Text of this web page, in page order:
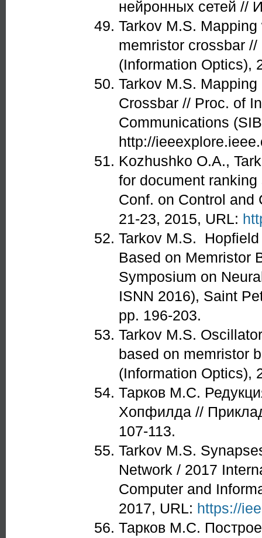
нейронных сетей //
Tarkov M.S.
memristor crossbar
(Information Optics),
Tarkov M.S.
Crossbar // Proc. of
Communications
http://
Kozhushko O.A.,
for document
Conf. on Control and
21-23, 2015, URL:
Tarkov M.S.
Based on Memristor
Symposium on
ISNN 2016), Saint
pp. 196-203.
Tarkov M.S.
based on memristor
(Information Optics),
Тарков М.С.
Хопфилда //
107-113.
Tarkov M.S.
Network / 2017
Computer and
2017, URL: https://
Тарков М.С.